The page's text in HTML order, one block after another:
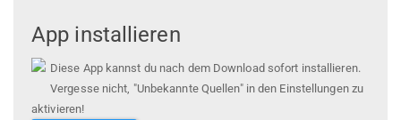
App installieren
Diese App kannst du nach dem Download sofort installieren.
Vergesse nicht, "Unbekannte Quellen" in den Einstellungen zu
aktivieren!